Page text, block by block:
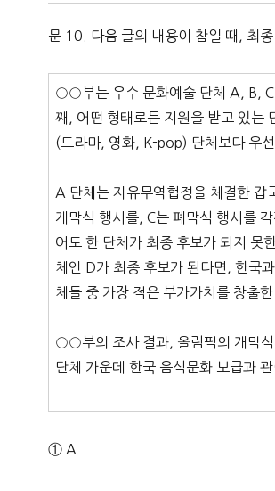
문 10. 다음 글의 내용이 참일 때, 최
○○부는 우수 문화예술 단체 A, B,
째, 어떤 형태로든 지원을 받고 있는
(드라마, 영화, K-pop) 단체보다 우선
A 단체는 자유무역협정을 체결한 갑
개막식 행사를, C는 폐막식 행사를
어도 한 단체가 최종 후보가 되지 못
체인 D가 최종 후보가 된다면, 한국
체들 중 가장 적은 부가가치를 창출
○○부의 조사 결과, 올림픽의 개막
단체 가운데 한국 음식문화 보급과
① A